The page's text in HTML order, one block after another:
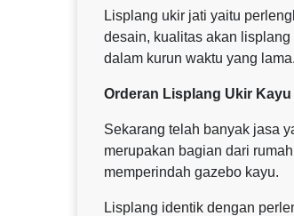
Lisplang ukir jati yaitu
desain, kualitas akan
dalam kurun waktu yang lama.
Orderan Lisplang Ukir Kayu
Sekarang telah banyak jasa
merupakan bagian dari
memperindah gazebo kayu.
Lisplang identik dengan